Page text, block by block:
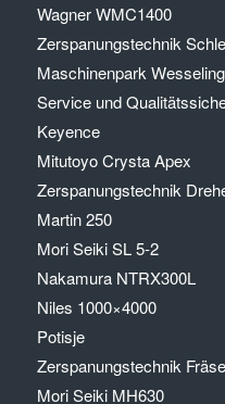
Wagner WMC1400
Zerspanungstechnik
Maschinenpark Wesseling
Service und
Keyence
Mitutoyo Crysta Apex
Zerspanungstechnik
Martin 250
Mori Seiki SL 5-2
Nakamura NTRX300L
Niles 1000×4000
Potisje
Zerspanungstechnik
Mori Seiki MH630